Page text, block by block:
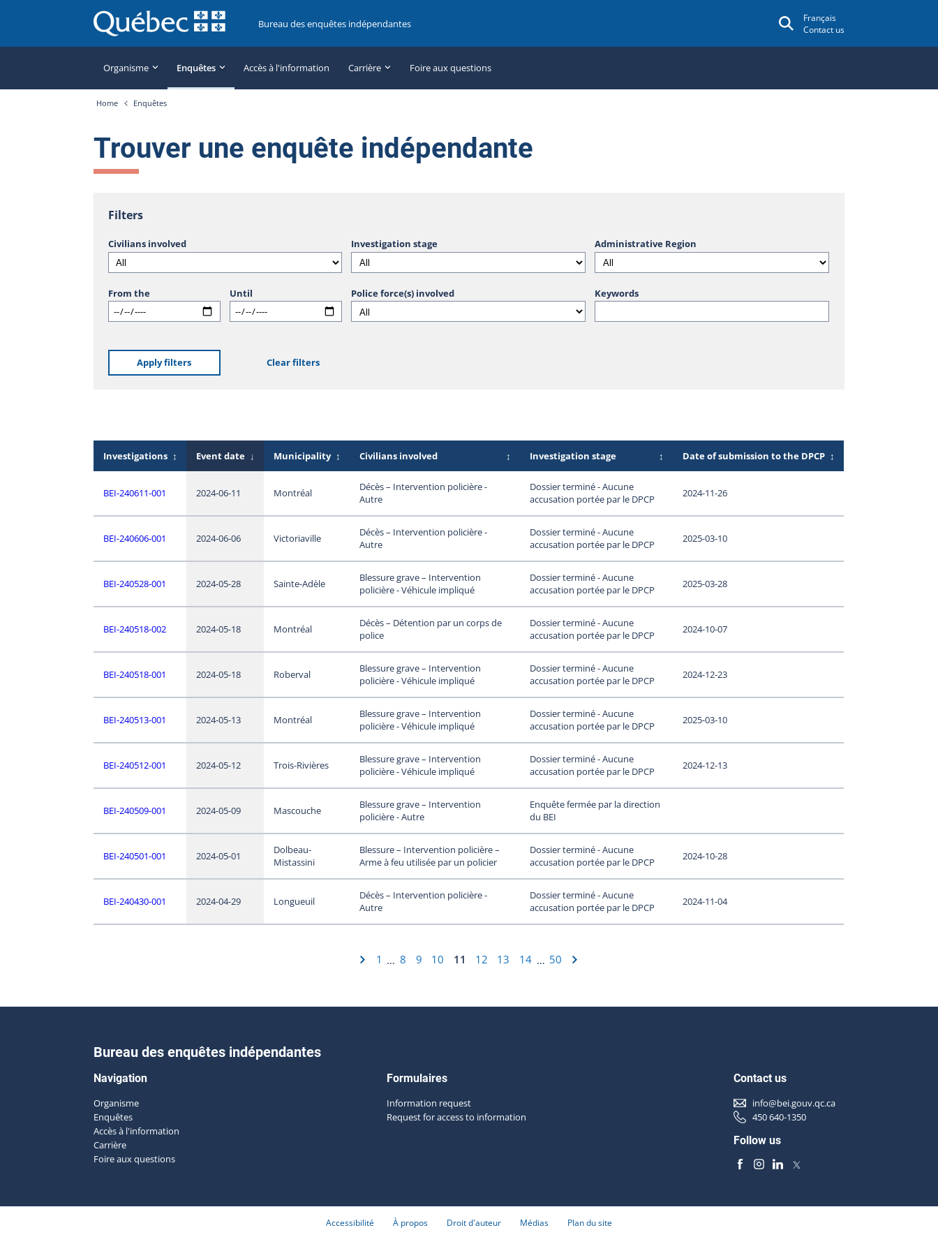
Bureau des enquêtes indépendantes
Français
Contact us
Organisme Enquêtes Accès à l'information Carrière Foire aux questions
Home Enquêtes
Trouver une enquête indépendante
Filters
Civilians involved Investigation stage Administrative Region
From the Until Police force(s) involved Keywords
Apply filters Clear filters
Investigations ↕ Event date ↓ Municipality ↕ Civilians involved ↕ Investigation stage ↕ Date of submission to the DPCP ↕
BEI-240611-001 2024-06-11 Montréal
Décès – Intervention policière -
Autre
Dossier terminé - Aucune
accusation portée par le DPCP
2024-11-26
BEI-240606-001 2024-06-06 Victoriaville
Décès – Intervention policière -
Autre
Dossier terminé - Aucune
accusation portée par le DPCP
2025-03-10
BEI-240528-001 2024-05-28 Sainte-Adèle
Blessure grave – Intervention
policière - Véhicule impliqué
Dossier terminé - Aucune
accusation portée par le DPCP
2025-03-28
BEI-240518-002 2024-05-18 Montréal
Décès – Détention par un corps de
police
Dossier terminé - Aucune
accusation portée par le DPCP
2024-10-07
BEI-240518-001 2024-05-18 Roberval
Blessure grave – Intervention
policière - Véhicule impliqué
Dossier terminé - Aucune
accusation portée par le DPCP
2024-12-23
BEI-240513-001 2024-05-13 Montréal
Blessure grave – Intervention
policière - Véhicule impliqué
Dossier terminé - Aucune
accusation portée par le DPCP
2025-03-10
BEI-240512-001 2024-05-12 Trois-Rivières
Blessure grave – Intervention
policière - Véhicule impliqué
Dossier terminé - Aucune
accusation portée par le DPCP
2024-12-13
BEI-240509-001 2024-05-09 Mascouche
Blessure grave – Intervention
policière - Autre
Enquête fermée par la direction
du BEI
BEI-240501-001 2024-05-01
Dolbeau-
Mistassini
Blessure – Intervention policière –
Arme à feu utilisée par un policier
Dossier terminé - Aucune
accusation portée par le DPCP
2024-10-28
BEI-240430-001 2024-04-29 Longueuil
Décès – Intervention policière -
Autre
Dossier terminé - Aucune
accusation portée par le DPCP
2024-11-04
1 … 8 9 10 11 12 13 14 … 50
Bureau des enquêtes indépendantes
Navigation
Organisme
Enquêtes
Accès à l'information
Carrière
Foire aux questions
Formulaires
Information request
Request for access to information
Contact us
info@bei.gouv.qc.ca
450 640-1350
Follow us
Accessibilité À propos Droit d'auteur Médias Plan du site